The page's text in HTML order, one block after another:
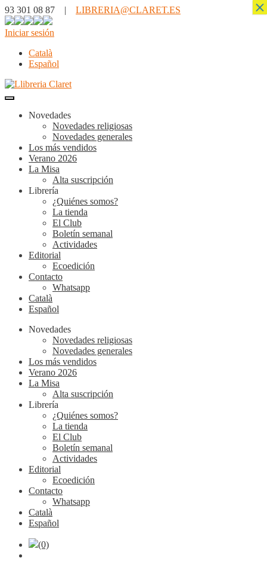
93 301 08 87 | LIBRERIA@CLARET.ES
Iniciar sesión
Català
Español
Novedades
Novedades religiosas
Novedades generales
Los más vendidos
Verano 2026
La Misa
Alta suscripción
Librería
¿Quiénes somos?
La tienda
El Club
Boletín semanal
Actividades
Editorial
Ecoedición
Contacto
Whatsapp
Català
Español
Novedades
Novedades religiosas
Novedades generales
Los más vendidos
Verano 2026
La Misa
Alta suscripción
Librería
¿Quiénes somos?
La tienda
El Club
Boletín semanal
Actividades
Editorial
Ecoedición
Contacto
Whatsapp
Català
Español
(0)
×